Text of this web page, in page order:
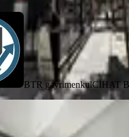
BTR gayrimenkulCİHAT
Paşaköşkü Kemal
Yanı Arakat 3+1 Daire